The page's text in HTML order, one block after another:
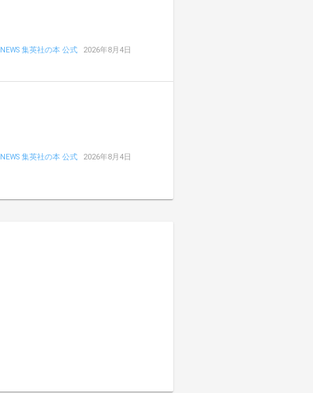
NEWS 集英社の本 公式 2026年8月4日
NEWS 集英社の本 公式 2026年8月4日